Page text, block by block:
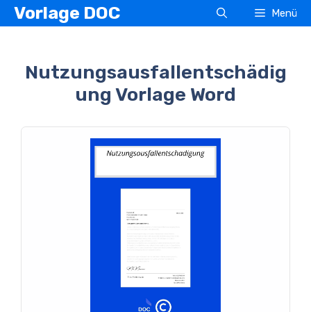
Zum
InhaltVorlage DOC Menü
Nutzungsausfallentschädig
ung Vorlage Word